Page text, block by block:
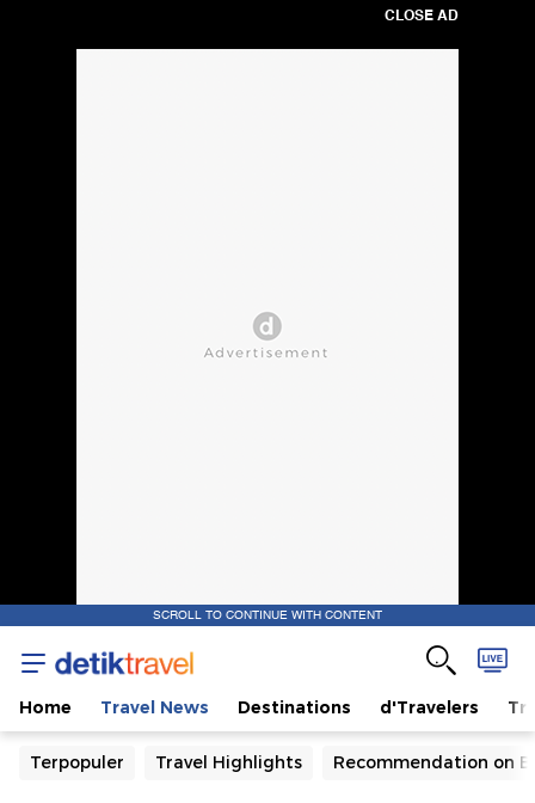
CLOSE AD
SCROLL TO CONTINUE WITH CONTENT
Home Travel News Destinations d'Travelers
Terpopuler Travel Highlights Recommendation on